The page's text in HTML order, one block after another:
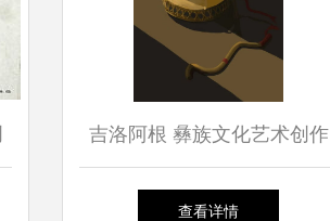
吉洛阿根 彝族文化艺术创作
的璀璨明珠
查看详情